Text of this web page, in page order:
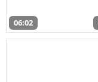
06:02